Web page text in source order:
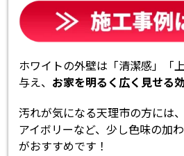
ホワイトの外壁は「清潔感」「
与え、 お家を明るく広く見せる
汚れが気になる天理市の方には
アイボリーなど、少し色味の加
がおすすめです！